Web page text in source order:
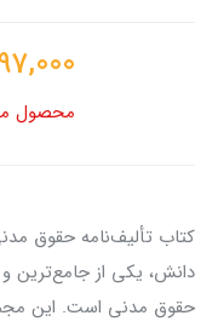
محصول
کتاب تألیف‌نامه حقوق
دانش، یکی از جامع‌ترین
حقوق مدنی است. این